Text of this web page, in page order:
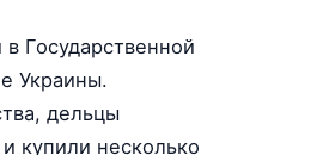
Государственной
Украины.
дельцы
купили несколько